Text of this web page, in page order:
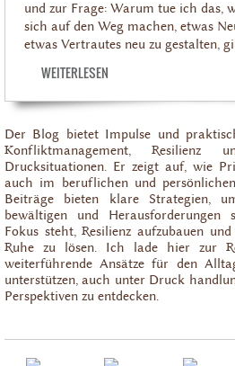
und zur Frage: Warum tue ich das,
sich auf den Weg machen, etwas
etwas Vertrautes neu zu gestalten,
WEITERLESEN
Der Blog bietet Impulse und
Konfliktmanagement,
Drucksituationen. Er zeigt auf, wie
auch im beruflichen und
Beiträge bieten klare Strategien,
bewältigen und Herausforderungen
Fokus steht, Resilienz aufzubauen
Ruhe zu lösen. Ich lade hier zur
weiterführende Ansätze für den
unterstützen, auch unter Druck
Perspektiven zu entdecken.